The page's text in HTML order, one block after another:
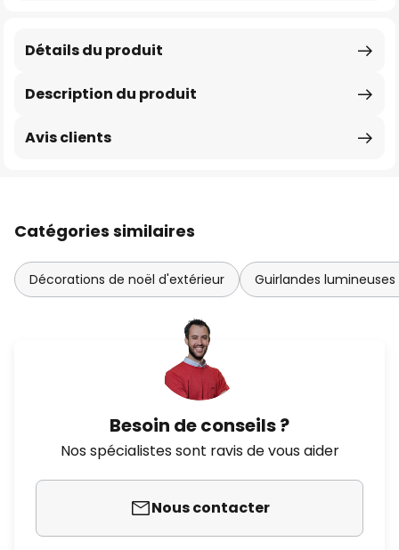
Description du produit
Détails du produit
Avis clients
Catégories similaires
Décorations de noël d'extérieur Guirlandes
Besoin de conseils ?
Nos spécialistes sont ravis de vous aider
Nous contacter